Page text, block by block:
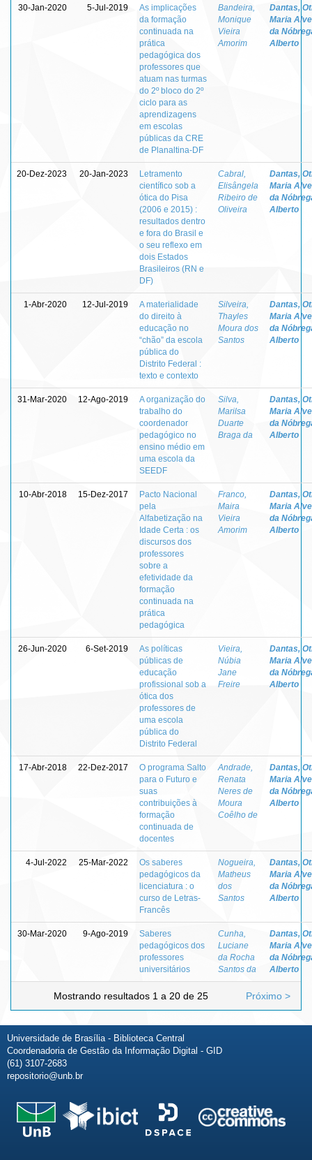
30-Jan-2020 5-Jul-2019
As implicações
da formação
continuada na
prática
pedagógica dos
professores que
atuam nas turmas
do 2º bloco do 2º
ciclo para as
aprendizagens
em escolas
públicas da CRE
de Planaltina-DF
Bandeira,
Monique
Vieira
Amorim
Dantas,
Maria
da
Alberto
20-Dez-2023 20-Jan-2023
Letramento
científico sob a
ótica do Pisa
(2006 e 2015) :
resultados dentro
e fora do Brasil e
o seu reflexo em
dois Estados
Brasileiros (RN e
DF)
Cabral,
Elisângela
Ribeiro de
Oliveira
Dantas,
Maria
da
Alberto
1-Abr-2020 12-Jul-2019
A materialidade
do direito à
educação no
“chão” da escola
pública do
Distrito Federal :
texto e contexto
Silveira,
Thayles
Moura dos
Santos
Dantas,
Maria
da
Alberto
31-Mar-2020 12-Ago-2019
A organização do
trabalho do
coordenador
pedagógico no
ensino médio em
uma escola da
SEEDF
Silva,
Marilsa
Duarte
Braga da
Dantas,
Maria
da
Alberto
10-Abr-2018 15-Dez-2017
Pacto Nacional
pela
Alfabetização na
Idade Certa : os
discursos dos
professores
sobre a
efetividade da
formação
continuada na
prática
pedagógica
Franco,
Maira
Vieira
Amorim
Dantas,
Maria
da
Alberto
26-Jun-2020 6-Set-2019
As políticas
públicas de
educação
profissional sob a
ótica dos
professores de
uma escola
pública do
Distrito Federal
Vieira,
Núbia
Jane
Freire
Dantas,
Maria
da
Alberto
17-Abr-2018 22-Dez-2017
O programa Salto
para o Futuro e
suas
contribuições à
formação
continuada de
docentes
Andrade,
Renata
Neres de
Moura
Coêlho de
Dantas,
Maria
da
Alberto
4-Jul-2022 25-Mar-2022
Os saberes
pedagógicos da
licenciatura : o
curso de Letras-
Francês
Nogueira,
Matheus
dos
Santos
Dantas,
Maria
da
Alberto
30-Mar-2020 9-Ago-2019
Saberes
pedagógicos dos
professores
universitários
Cunha,
Luciane
da Rocha
Santos da
Dantas,
Maria
da
Alberto
Mostrando resultados 1 a 20 de 25 Próximo >
Universidade de Brasília - Biblioteca Central
Coordenadoria de Gestão da Informação Digital - GID
(61) 3107-2683
repositorio@unb.br